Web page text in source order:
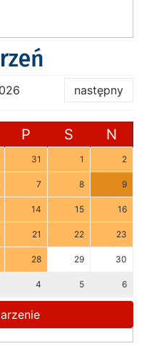
następny
P S N
31 1 2
7 8 9
14 15 16
21 22 23
28 29 30
4 5 6